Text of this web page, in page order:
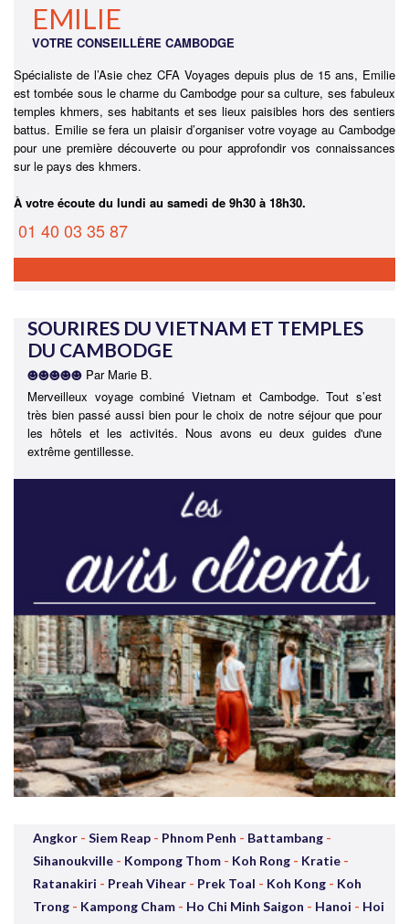
EMILIE
VOTRE CONSEILLÈRE CAMBODGE
Spécialiste de l’Asie chez CFA Voyages depuis plus de 15 ans, Emilie
est tombée sous le charme du Cambodge pour sa culture, ses fabuleux
temples khmers, ses habitants et ses lieux paisibles hors des sentiers
battus. Emilie se fera un plaisir d’organiser votre voyage au Cambodge
pour une première découverte ou pour approfondir vos connaissances
sur le pays des khmers.
À votre écoute du lundi au samedi de 9h30 à 18h30.
01 40 03 35 87
SOURIRES DU VIETNAM ET TEMPLES
DU CAMBODGE
Par Marie B.
Merveilleux voyage combiné Vietnam et Cambodge. Tout s’est
très bien passé aussi bien pour le choix de notre séjour que pour
les hôtels et les activités. Nous avons eu deux guides d'une
extrême gentillesse.
Angkor - Siem Reap - Phnom Penh - Battambang -
Sihanoukville - Kompong Thom - Koh Rong - Kratie -
Ratanakiri - Preah Vihear - Prek Toal - Koh Kong - Koh
Trong - Kampong Cham - Ho Chi Minh Saigon - Hanoi - Hoi